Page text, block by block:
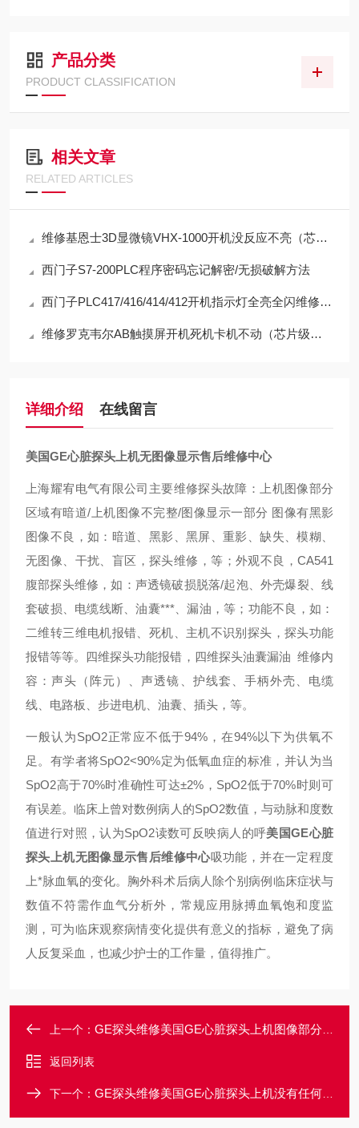
产品分类
PRODUCT CLASSIFICATION
相关文章
RELATED ARTICLES
维修基恩士3D显微镜VHX-1000开机没反应不亮（芯片级修理）
西门子S7-200PLC程序密码忘记解密/无损破解方法
西门子PLC417/416/414/412开机指示灯全亮全闪维修方法
维修罗克韦尔AB触摸屏开机死机卡机不动（芯片级修理）
详细介绍 在线留言
美国GE心脏探头上机无图像显示售后维修中心
上海耀宥电气有限公司主要维修探头故障：上机图像部分
区域有暗道/上机图像不完整/图像显示一部分 图像有黑影
图像不良，如：暗道、黑影、黑屏、重影、缺失、模糊、
无图像、干扰、盲区，探头维修，等；外观不良，CA541
腹部探头维修，如：声透镜破损脱落/起泡、外壳爆裂、线
套破损、电缆线断、油囊***、漏油，等；功能不良，如：
二维转三维电机报错、死机、主机不识别探头，探头功能
报错等等。四维探头功能报错，四维探头油囊漏油 维修内
容：声头（阵元）、声透镜、护线套、手柄外壳、电缆
线、电路板、步进电机、油囊、插头，等。
一般认为SpO2正常应不低于94%，在94%以下为供氧不
足。有学者将SpO2<90%定为低氧血症的标准，并认为当
SpO2高于70%时准确性可达±2%，SpO2低于70%时则可
有误差。临床上曾对数例病人的SpO2数值，与动脉和度数
值进行对照，认为SpO2读数可反映病人的呼美国GE心脏
探头上机无图像显示售后维修中心吸功能，并在一定程度
上*脉血氧的变化。胸外科术后病人除个别病例临床症状与
数值不符需作血气分析外，常规应用脉搏血氧饱和度监
测，可为临床观察病情变化提供有意义的指标，避免了病
人反复采血，也减少护士的工作量，值得推广。
上一个： GE探头维修美国GE心脏探头上机图像部分缺失一部分维修
返回列表
下一个： GE探头维修美国GE心脏探头上机没有任何图像显示维修